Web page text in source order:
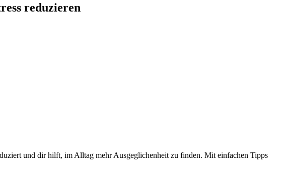
reduzieren
und dir hilft, im Alltag mehr Ausgeglichenheit zu finden. Mit einfachen Tipps